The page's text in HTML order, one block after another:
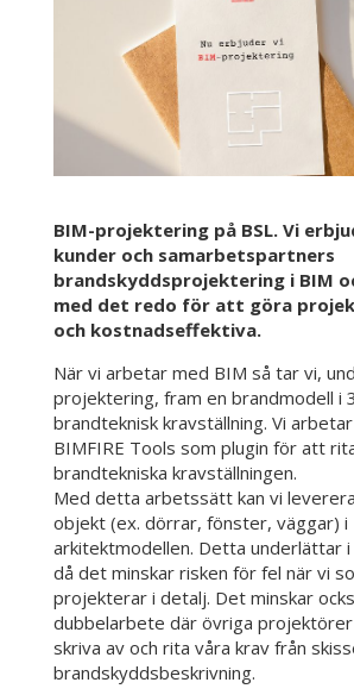
BIM-projektering på BSL. Vi
kunder och samarbetspartners
brandskyddsprojektering i BIM
med det redo för att göra
och kostnadseffektiva.
När vi arbetar med BIM så tar vi,
projektering, fram en brandmodell i
brandteknisk kravställning. Vi
BIMFIRE Tools som plugin för att
brandtekniska kravställningen.
Med detta arbetssätt kan vi
objekt (ex. dörrar, fönster, väggar) i
arkitektmodellen. Detta underlättar
då det minskar risken för fel när vi
projekterar i detalj. Det minskar
dubbelarbete där övriga projektörer
skriva av och rita våra krav från
brandskyddsbeskrivning.